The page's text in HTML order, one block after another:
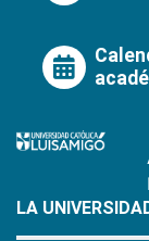
LA